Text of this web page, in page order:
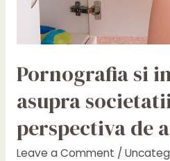
Pornografia si
asupra
perspectiva de
Leave a Comment /